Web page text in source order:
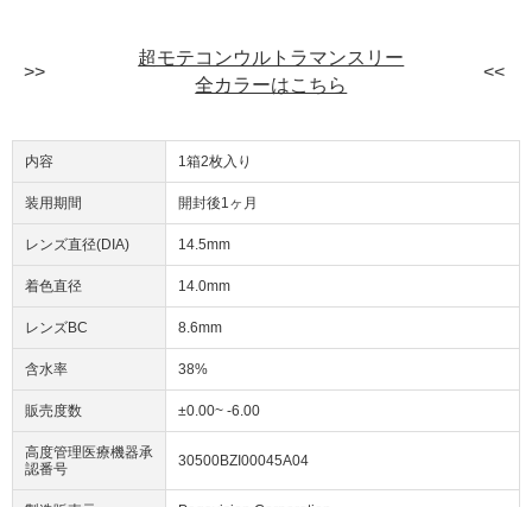
超モテコンウルトラマンスリー
全カラーはこちら
内容 1箱2枚入り
装用期間 開封後1ヶ月
レンズ直径(DIA) 14.5mm
着色直径 14.0mm
レンズBC 8.6mm
含水率 38%
販売度数 ±0.00~ -6.00
高度管理医療機器承
認番号
30500BZI00045A04